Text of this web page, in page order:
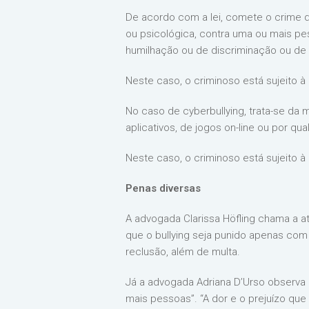
De acordo com a lei, comete o crime
ou psicológica, contra uma ou mais
humilhação ou de discriminação ou
Neste caso, o criminoso está sujeito
No caso de cyberbullying, trata-se da
aplicativos, de jogos on-line ou por
Neste caso, o criminoso está sujeito
Penas diversas
A advogada Clarissa Höfling chama a
que o bullying seja punido apenas
reclusão, além de multa.
Já a advogada Adriana D’Urso
mais pessoas”. “A dor e o prejuízo